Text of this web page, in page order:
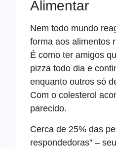
Alimentar
Nem todo mundo
forma aos alimentos
É como ter amigos
pizza todo dia e
enquanto outros só
Com o colesterol
parecido.
Cerca de 25% das
respondedoras” –